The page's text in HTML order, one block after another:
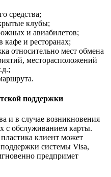
средства;
клубы;
и авиабилетов;
кафе и ресторанах;
относительно мест обмена
месторасположений
поддержки
и в случае возникновения
с обслуживанием карты.
клиент может
поддержки системы Visa,
предпримет